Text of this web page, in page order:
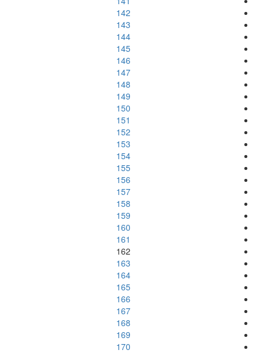
142
143
144
145
146
147
148
149
150
151
152
153
154
155
156
157
158
159
160
161
162
163
164
165
166
167
168
169
170